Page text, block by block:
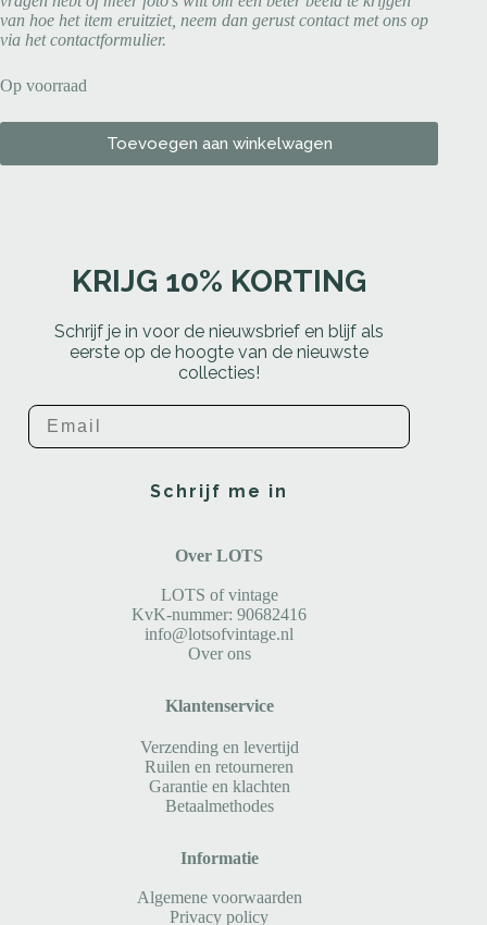
van hoe het item eruitziet, neem dan gerust contact met ons op
via het contactformulier.
Op voorraad
Toevoegen aan winkelwagen
KRIJG 10% KORTING
Schrijf je in voor de nieuwsbrief en blijf als
eerste op de hoogte van de nieuwste
collecties!
Email
Schrijf me in
Over LOTS
LOTS of vintage
KvK-nummer: 90682416
info@lotsofvintage.nl
Over ons
Klantenservice
Verzending en levertijd
Ruilen en retourneren
Garantie en klachten
Betaalmethodes
Informatie
Algemene voorwaarden
Privacy policy